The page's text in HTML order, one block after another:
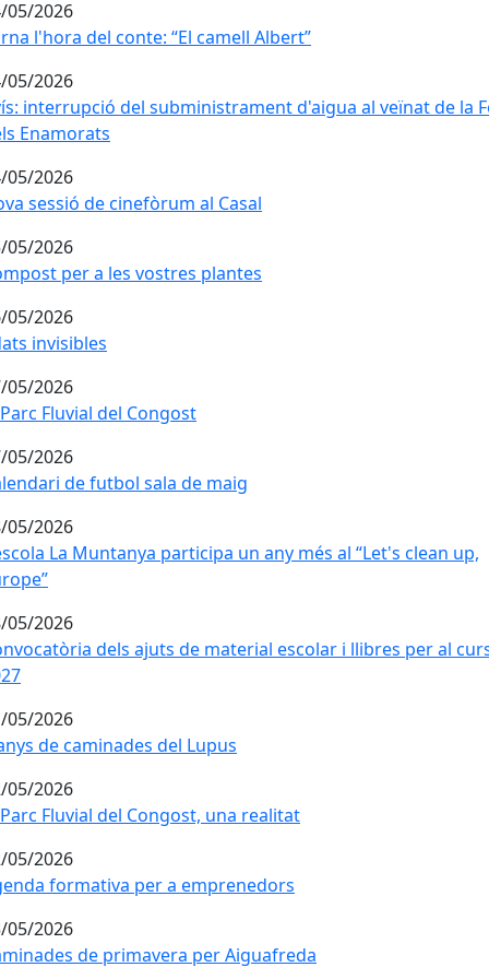
05/2026
l'hora del conte: “El camell Albert”
l'hora del conte: “El camell Albert”
05/2026
interrupció del subministrament d'aigua al veïnat de la
interrupció del subministrament d'aigua al veïnat de la
Enamorats
05/2026
sessió de cinefòrum al Casal
sessió de cinefòrum al Casal
05/2026
per a les vostres plantes
per a les vostres plantes
05/2026
invisibles
invisibles
05/2026
Fluvial del Congost
Fluvial del Congost
05/2026
de futbol sala de maig
de futbol sala de maig
05/2026
La Muntanya participa un any més al “Let's clean up,
La Muntanya participa un any més al “Let's clean up,
05/2026
dels ajuts de material escolar i llibres per al curs
dels ajuts de material escolar i llibres per al
05/2026
de caminades del Lupus
de caminades del Lupus
05/2026
Fluvial del Congost, una realitat
Fluvial del Congost, una realitat
05/2026
formativa per a emprenedors
formativa per a emprenedors
05/2026
de primavera per Aiguafreda
de primavera per Aiguafreda